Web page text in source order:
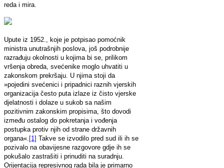
reda i mira.
Upute iz 1952., koje je potpisao pomoćnik
ministra unutrašnjih poslova, još podrobnije
razrađuju okolnosti u kojima bi se, prilikom
vršenja obreda, svećenike moglo uhvatiti u
zakonskom prekršaju. U njima stoji da
»pojedini svećenici i pripadnici raznih vjerskih
organizacija često puta izlaze iz čisto vjerske
djelatnosti i dolaze u sukob sa našim
pozitivnim zakonskim propisima, što dovodi
između ostalog do pokretanja i vođenja
postupka protiv njih od strane državnih
organa«. [1] Takve se izvodilo pred sud ili ih se
pozivalo na obavijesne razgovore gdje ih se
pokušalo zastrašiti i prinuditi na suradnju.
Orijentacija represivnog rada bila je primarno